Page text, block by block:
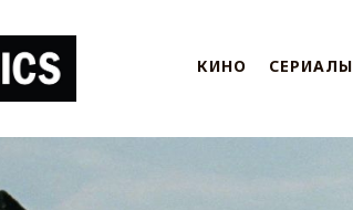
КИНО СЕРИАЛЫ